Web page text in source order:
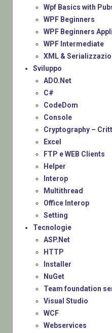
Wpf Basics with
WPF Beginners
WPF Beginners
WPF Intermediate
XML &
Sviluppo
ADO.Net
C#
CodeDom
Console
Cryptography –
Excel
FTP e WEB Clients
Helper
Interop
Multithread
Office Interop
Setting
Tecnologie
ASP.Net
HTTP
Installer
NuGet
Team foundation
Visual Studio
WCF
Webservices